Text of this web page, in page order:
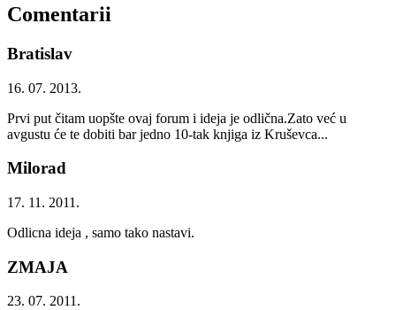
Comentarii
Bratislav
16. 07. 2013.
Prvi put čitam uopšte ovaj forum i ideja je odlična.Zato već u
avgustu će te dobiti bar jedno 10-tak knjiga iz Kruševca...
Milorad
17. 11. 2011.
Odlicna ideja , samo tako nastavi.
ZMAJA
23. 07. 2011.